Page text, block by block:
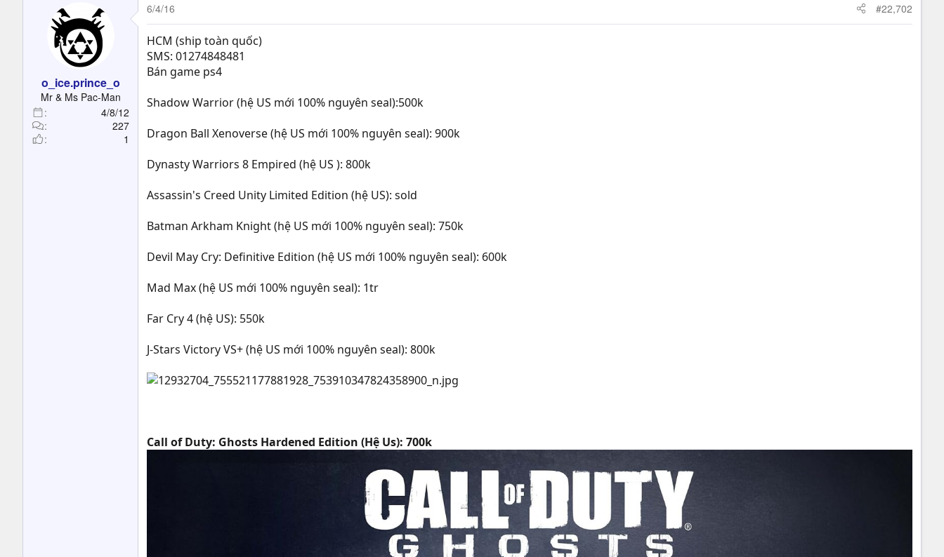
o_ice.prince_o
Mr & Ms Pac-Man
4/8/12
227
1
6/4/16 #22,702
HCM (ship toàn quốc)
SMS: 01274848481
Bán game ps4
Shadow Warrior (hệ US mới 100% nguyên seal):500k
Dragon Ball Xenoverse (hệ US mới 100% nguyên seal): 900k
Dynasty Warriors 8 Empired (hệ US ): 800k
Assassin's Creed Unity Limited Edition (hệ US): sold
Batman Arkham Knight (hệ US mới 100% nguyên seal): 750k
Devil May Cry: Definitive Edition (hệ US mới 100% nguyên seal): 600k
Mad Max (hệ US mới 100% nguyên seal): 1tr
Far Cry 4 (hệ US): 550k
J-Stars Victory VS+ (hệ US mới 100% nguyên seal): 800k
Call of Duty: Ghosts Hardened Edition (Hệ Us): 700k